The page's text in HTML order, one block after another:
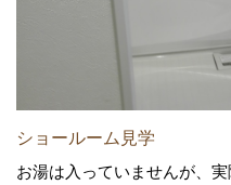
ショールーム見学
お湯は入っていませんが、